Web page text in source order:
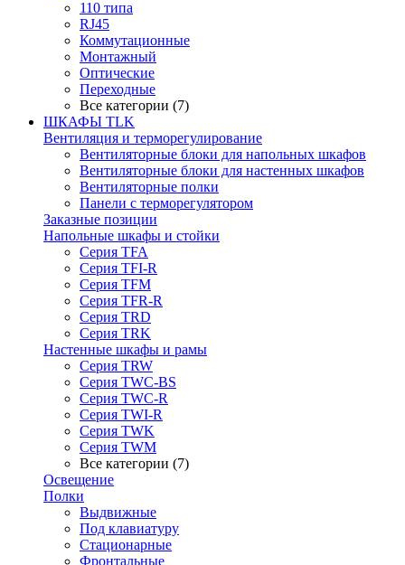
110 типа
RJ45
Коммутационные
Монтажный
Оптические
Переходные
Все категории (7)
ШКАФЫ TLK
Вентиляция и терморегулирование
Вентиляторные блоки для напольных шкафов
Вентиляторные блоки для настенных шкафов
Вентиляторные полки
Панели с терморегулятором
Заказные позиции
Напольные шкафы и стойки
Серия TFA
Серия TFI-R
Серия TFM
Серия TFR-R
Серия TRD
Серия TRK
Настенные шкафы и рамы
Серия TRW
Серия TWC-BS
Серия TWC-R
Серия TWI-R
Серия TWK
Серия TWM
Все категории (7)
Освещение
Полки
Выдвижные
Под клавиатуру
Стационарные
Фронтальные